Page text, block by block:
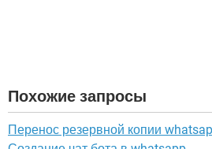
Похожие запросы
Перенос резервной копии